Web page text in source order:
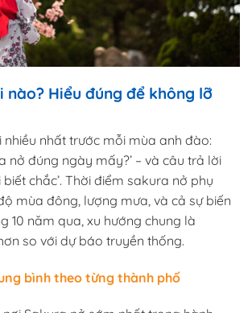
nào? Hiểu đúng để không lỡ
nhiều nhất trước mỗi mùa anh đào:
nở đúng ngày mấy?’ – và câu trả lời
biết chắc’. Thời điểm sakura nở phụ
mùa đông, lượng mưa, và cả sự biến
10 năm qua, xu hướng chung là
so với dự báo truyền thống.
bình theo từng thành phố